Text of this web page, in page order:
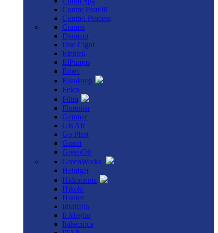
Contro Fratelli
Control Process
Cramer
Diamant
Due Cigni
Elentek
ElPumps
Emec
Eurolamp
Felco
Filtra
Florenter
Genmac
Gis Air
Go Plast
Granit
GreenOil
GreenWorks
Heiniger
Hidroconta
Hikoki
Hunter
Idraitalia
Il Maglio
Italtecnica